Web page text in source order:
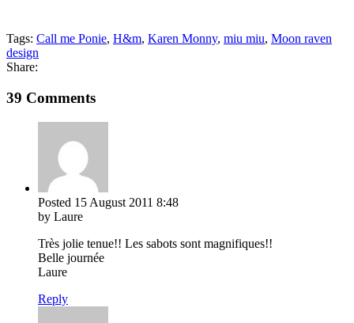
Tags: Call me Ponie, H&m, Karen Monny, miu miu, Moon raven
design
Share:
39 Comments
Posted 15 August 2011 8:48
by Laure
Très jolie tenue!! Les sabots sont magnifiques!!
Belle journée
Laure
Reply